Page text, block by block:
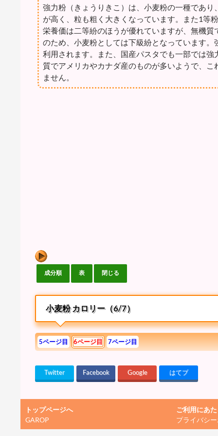
強力粉（きょうりきこ）は、小麦粉の一種であ
が高く、粒も粗く大きくなっています。また1等
栄養価は二等紛のほうが優れていますが、無機
のため、小麦粉としては下級紛となっています
利用されます。また、国産パスタでも一部では
質でアメリカやカナダ産のものが多いようで、
ません。
小麦粉 カロリー（6/7）
5ページ目 6ページ目 7ページ目
Twitter Facebook Google はてブ
トップページへ
GAROP
ご利用にあ
プライバシ